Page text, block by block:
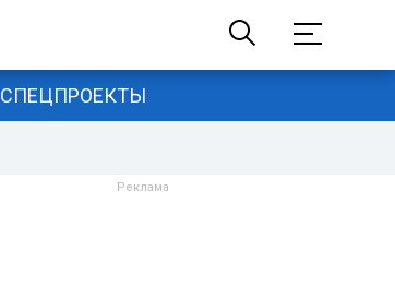
СПЕЦПРОЕКТЫ